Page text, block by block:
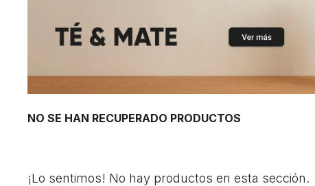
NO SE HAN RECUPERADO PRODUCTOS
¡Lo sentimos! No hay productos en esta sección.